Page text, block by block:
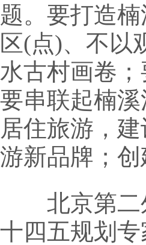
题。要打造
区(点)、不以
水古村画卷
要串联起楠
居住旅游，
游新品牌；
北京第二外
十四五规划